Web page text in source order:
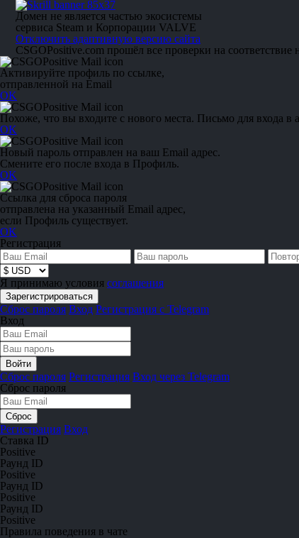
Домен не является частью экосистемы
сервиса Steam и Корпорации VALVE
Отключить адаптивную версию сайта
CSGOPositive.com прошёл все проверки на
Активируйте профиль по ссылке,
отправленной на Email
OK
Похоже, что вы входите с нового места. Письмо для входа в
OK
Новый пароль отправлен на ваш Email адрес.
Смените его после входа в Профиль.
OK
Ссылка для сброса пароля
отправлена на указанный Email адрес,
если Профиль существует.
OK
Регистрация
Я принимаю условия соглашения
Сброс пароля Вход Регистрация с Telegram
Вход
Сброс пароля Регистрация Вход через Telegram
Сброс пароля
Регистрация Вход
Ставка ID
Positive
Раунд ID
Positive
Раунд ID
Positive
Раунд ID
Positive
Правила поведения в чате